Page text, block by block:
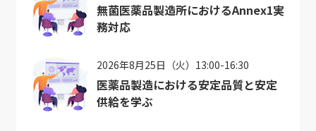
無菌医薬品製造所におけるAnnex1実
務対応
2026年8月25日（火）13:00-16:30
医薬品製造における安定品質と安定
供給を学ぶ